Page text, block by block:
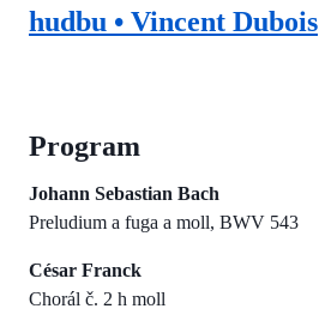
hudbu • Vincent Dubois
Program
Johann Sebastian Bach
Preludium a fuga a moll, BWV 543
César Franck
Chorál č. 2 h moll